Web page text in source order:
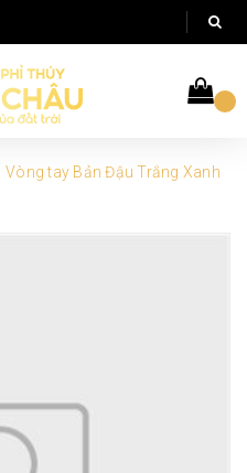
Vòng tay Bản Đậu Trắng Xanh